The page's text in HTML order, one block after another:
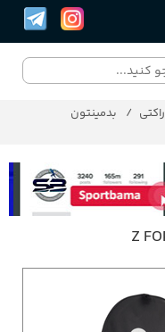
بدمینتون